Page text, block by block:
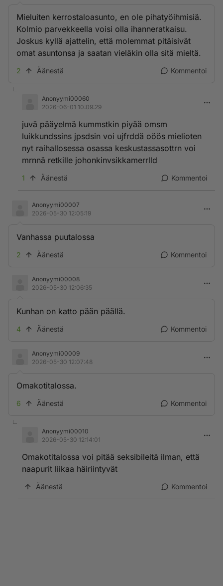
Mieluiten kerrostaloasunto, en ole pihatyöihmisiä.
Kolmio parvekkeella voisi olla ihanneratkaisu.
Joskus kyllä ajattelin, että molemmat pitäisivät
omat asuntonsa ja saatan vieläkin olla sitä mieltä.
2 Äänestä Kommentoi
Anonyymi00060
2026-06-01 10:09:29
juvä pääyelmä kummstkin piyää omsm
luikkundssins jpsdsin voi ujfrddä oöös mielioten
nyt raihallosessa osassa keskustassasottrn voi
mrnnä retkille johonkinvsikkamerrlld
1 Äänestä Kommentoi
Anonyymi00007
2026-05-30 12:05:19
Vanhassa puutalossa
2 Äänestä Kommentoi
Anonyymi00008
2026-05-30 12:06:35
Kunhan on katto pään päällä.
4 Äänestä Kommentoi
Anonyymi00009
2026-05-30 12:07:48
Omakotitalossa.
6 Äänestä Kommentoi
Anonyymi00010
2026-05-30 12:14:01
Omakotitalossa voi pitää seksibileitä ilman, että
naapurit liikaa häiriintyvät
Äänestä Kommentoi